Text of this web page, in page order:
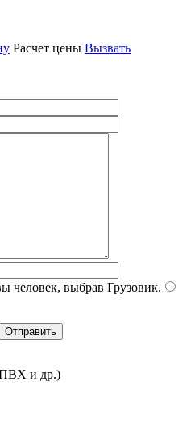
Расчет цены Вызвать
человек, выбрав Грузовик.
и др.)